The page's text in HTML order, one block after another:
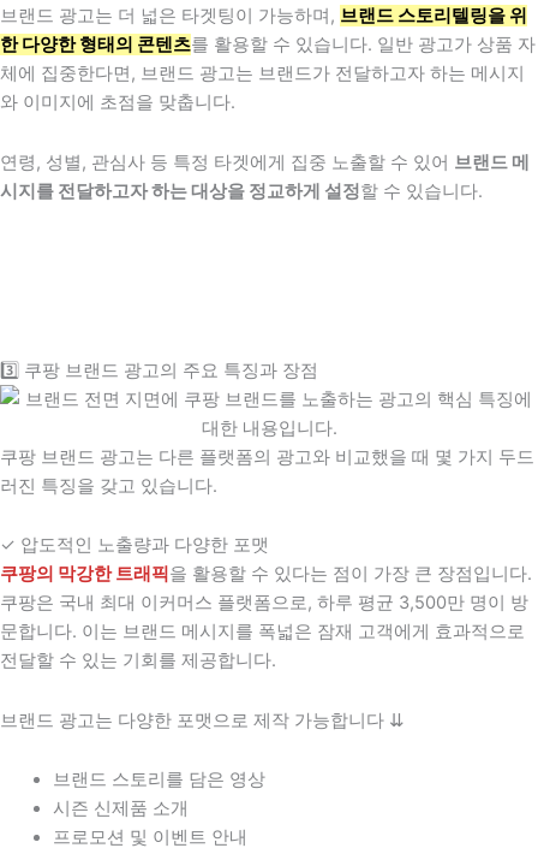
브랜드 광고는 더 넓은 타겟팅이 가능하며, 브랜드 스토리텔링을 위
한 다양한 형태의 콘텐츠를 활용할 수 있습니다. 일반 광고가 상품 자
체에 집중한다면, 브랜드 광고는 브랜드가 전달하고자 하는 메시지
와 이미지에 초점을 맞춥니다.
연령, 성별, 관심사 등 특정 타겟에게 집중 노출할 수 있어 브랜드 메
시지를 전달하고자 하는 대상을 정교하게 설정할 수 있습니다.
3️⃣ 쿠팡 브랜드 광고의 주요 특징과 장점
쿠팡 브랜드 광고는 다른 플랫폼의 광고와 비교했을 때 몇 가지 두드
러진 특징을 갖고 있습니다.
✓ 압도적인 노출량과 다양한 포맷
쿠팡의 막강한 트래픽을 활용할 수 있다는 점이 가장 큰 장점입니다.
쿠팡은 국내 최대 이커머스 플랫폼으로, 하루 평균 3,500만 명이 방
문합니다. 이는 브랜드 메시지를 폭넓은 잠재 고객에게 효과적으로
전달할 수 있는 기회를 제공합니다.
브랜드 광고는 다양한 포맷으로 제작 가능합니다 ⇊
브랜드 스토리를 담은 영상
시즌 신제품 소개
프로모션 및 이벤트 안내